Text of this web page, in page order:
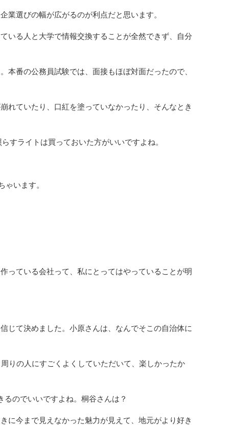
選びの幅が広がるのが利点だと思います。
る人と大学で情報交換することが全然できず、自分
番の公務員試験では、面接もほぼ対面だったので、
ていたり、口紅を塗っていなかったり、そんなとき
ライトは買っておいた方がいいですよね。
ゃいます。
ている会社って、私にとってはやっていることが明
て決めました。小原さんは、なんでそこの自治体に
りの人にすごくよくしていただいて、楽しかったか
のでいいですよね。桐谷さんは？
今まで見えなかった魅力が見えて、地元がより好き